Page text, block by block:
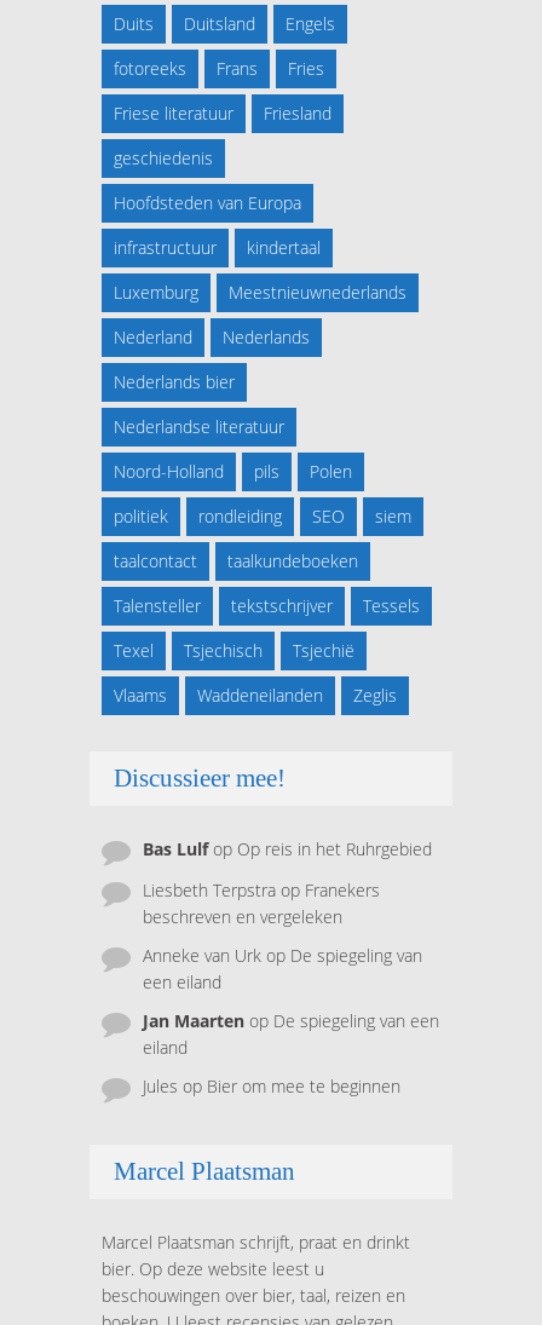
Duits
Duitsland
Engels
fotoreeks
Frans
Fries
Friese literatuur
Friesland
geschiedenis
Hoofdsteden van Europa
infrastructuur
kindertaal
Luxemburg
Meestnieuwnederlands
Nederland
Nederlands
Nederlands bier
Nederlandse literatuur
Noord-Holland
pils
Polen
politiek
rondleiding SEO
siem
taalcontact
taalkundeboeken
Talensteller
tekstschrijver
Tessels
Texel
Tsjechisch
Tsjechië
Vlaams
Waddeneilanden Zeglis
Discussieer mee!
Bas Lulfop Op reis in het Ruhrgebied
Liesbeth Terpstra op Franekers
beschreven en vergeleken
Anneke van Urk op De spiegeling van
een eiland
Jan Maarten op De spiegeling van een
eiland
Jules op Bier om mee te beginnen
Marcel Plaatsman
Marcel Plaatsman schrijft, praat en drinkt
bier. Op deze website leest u
beschouwingen over bier, taal, reizen en